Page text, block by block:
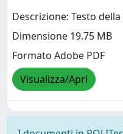
Descrizione: Testo della
Dimensione 19.75 MB
Formato Adobe PDF
Visualizza/Apri